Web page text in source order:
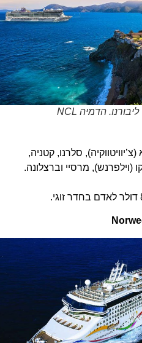
רומא (צ’יוויטווקיה), סלרנו, קטניה,
מרסיי וברצלונה.